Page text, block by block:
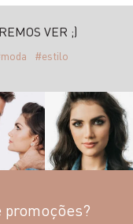
VER ;)
#estilo
promoções?